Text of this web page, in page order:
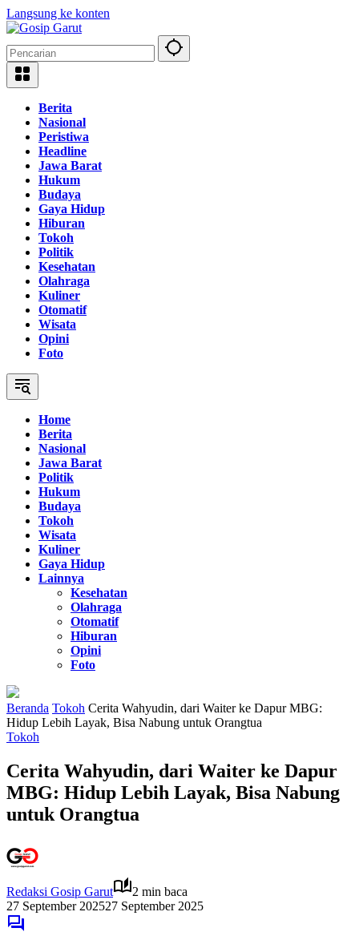
Langsung ke konten
Berita
Nasional
Peristiwa
Headline
Jawa Barat
Hukum
Budaya
Gaya Hidup
Hiburan
Tokoh
Politik
Kesehatan
Olahraga
Kuliner
Otomatif
Wisata
Opini
Foto
Home
Berita
Nasional
Jawa Barat
Politik
Hukum
Budaya
Tokoh
Wisata
Kuliner
Gaya Hidup
Lainnya
Kesehatan
Olahraga
Otomatif
Hiburan
Opini
Foto
Beranda Tokoh Cerita Wahyudin, dari Waiter ke Dapur MBG:
Hidup Lebih Layak, Bisa Nabung untuk Orangtua
Tokoh
Cerita Wahyudin, dari Waiter ke Dapur
MBG: Hidup Lebih Layak, Bisa Nabung
untuk Orangtua
Redaksi Gosip Garut
2 min baca
27 September 202527 September 2025